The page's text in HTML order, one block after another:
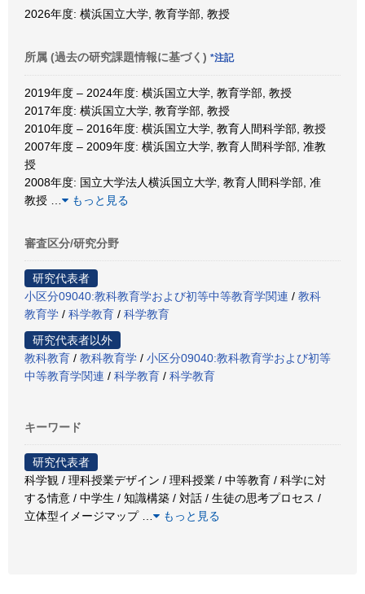
2026年度: 横浜国立大学, 教育学部, 教授
所属 (過去の研究課題情報に基づく) *注記
2019年度 – 2024年度: 横浜国立大学, 教育学部, 教授
2017年度: 横浜国立大学, 教育学部, 教授
2010年度 – 2016年度: 横浜国立大学, 教育人間科学部, 教授
2007年度 – 2009年度: 横浜国立大学, 教育人間科学部, 准教
授
2008年度: 国立大学法人横浜国立大学, 教育人間科学部, 准
教授
もっと見る
審査区分/研究分野
研究代表者
小区分09040:教科教育学および初等中等教育学関連 / 教科
教育学 / 科学教育 / 科学教育
研究代表者以外
教科教育 / 教科教育学 / 小区分09040:教科教育学および初等
中等教育学関連 / 科学教育 / 科学教育
キーワード
研究代表者
科学観 / 理科授業デザイン / 理科授業 / 中等教育 / 科学に対
する情意 / 中学生 / 知識構築 / 対話 / 生徒の思考プロセス /
立体型イメージマップ
もっと見る